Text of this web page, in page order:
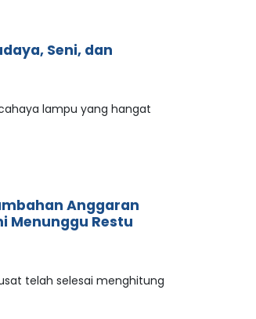
Seni, dan
cahaya lampu yang hangat
Anggaran
Menunggu Restu
telah selesai menghitung